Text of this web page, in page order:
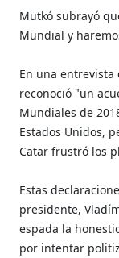
Mutkó subrayó
Mundial y
En una
reconoció "un
Mundiales de
Estados Unidos,
Catar frustró los
Estas
presidente,
espada la
por intentar